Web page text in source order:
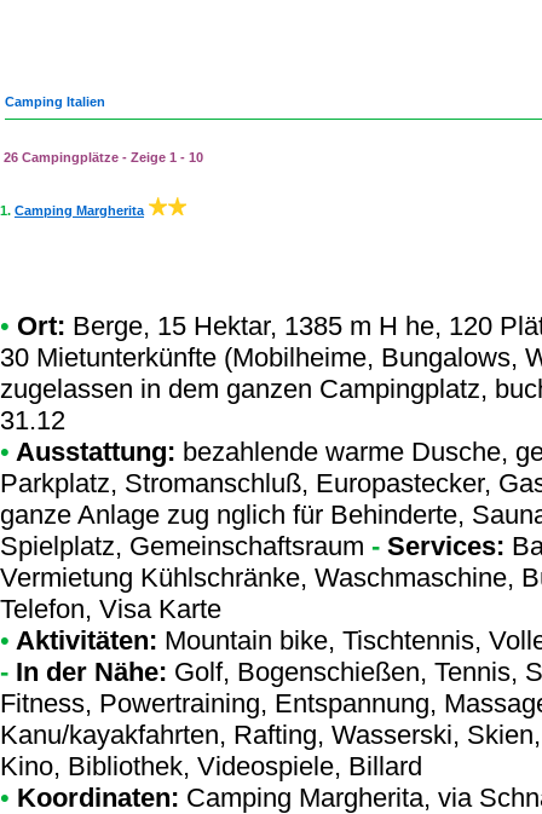
Camping Italien
26 Campingplätze - Zeige 1 - 10
1. Camping Margherita
• Ort: Berge, 15 Hektar, 1385 m H he, 120
30 Mietunterkünfte (Mobilheime, Bungalows,
zugelassen in dem ganzen Campingplatz,
31.12
• Ausstattung: bezahlende warme Dusche,
Parkplatz, Stromanschluß, Europastecker,
ganze Anlage zug nglich für Behinderte,
Spielplatz, Gemeinschaftsraum - Services:
Vermietung Kühlschränke, Waschmaschine,
Telefon, Visa Karte
• Aktivitäten: Mountain bike, Tischtennis,
- In der Nähe: Golf, Bogenschießen, Tennis,
Fitness, Powertraining, Entspannung,
Kanu/kayakfahrten, Rafting, Wasserski,
Kino, Bibliothek, Videospiele, Billard
• Koordinaten: Camping Margherita, via